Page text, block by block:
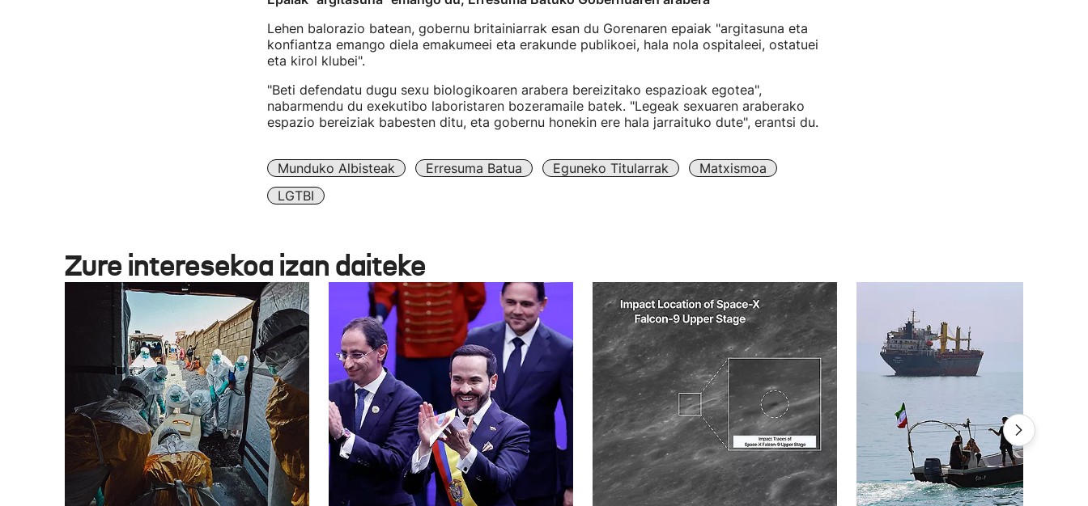
Lehen balorazio batean, gobernu britainiarrak esan du Gorenaren epaiak "argitasuna eta
konfiantza emango diela emakumeei eta erakunde publikoei, hala nola ospitaleei, ostatuei
eta kirol klubei".
"Beti defendatu dugu sexu biologikoaren arabera bereizitako espazioak egotea",
nabarmendu du exekutibo laboristaren bozeramaile batek. "Legeak sexuaren araberako
espazio bereiziak babesten ditu, eta gobernu honekin ere hala jarraituko dute", erantsi du.
Munduko Albisteak Erresuma Batua Eguneko Titularrak
Matxismoa
LGTBI
Zure interesekoa izan daiteke